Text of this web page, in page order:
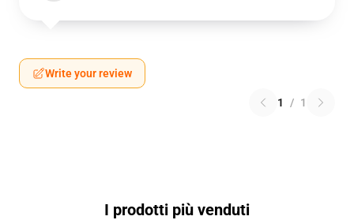
Write your review
1 / 1
I prodotti più venduti